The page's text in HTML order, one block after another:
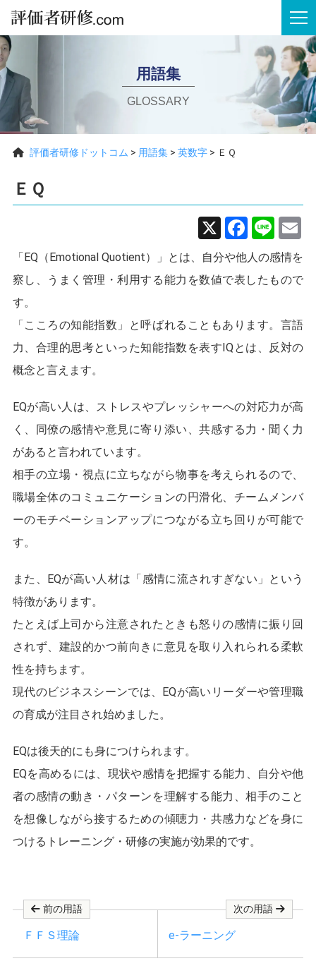
用語集
GLOSSARY
評価者研修ドットコム > 用語集> 英数字> ＥＱ
ＥＱ
X Line
「EQ（Emotional Quotient）」とは、自分や他人の感情を
察し、うまく管理・利用する能力を数値で表したもので
す。
「こころの知能指数」と呼ばれることもあります。言語
力、合理的思考といった知能指数を表すIQとは、反対の
概念と言えます。
EQが高い人は、ストレスやプレッシャーへの対応力が高
く、同僚の感情や意見に寄り添い、共感する力・聞く力
があると言われています。
相手の立場・視点に立ちながら物事を考えられるので、
職場全体のコミュニケーションの円滑化、チームメンバ
ーのモチベーションアップにつながる立ち回りが可能で
す。
また、EQが高い人材は「感情に流されすぎない」という
特徴があります。
たとえば上司から注意されたときも怒りの感情に振り回
されず、建設的かつ前向きに意見を取り入れられる柔軟
性を持ちます。
現代のビジネスシーンでは、EQが高いリーダーや管理職
の育成が注目され始めました。
EQは後天的にも身につけられます。
EQを高めるには、現状や感情を把握する能力、自分や他
者の感情の動き・パターンを理解する能力、相手のこと
を想像しながら接するための傾聴力・共感力などを身に
つけるトレーニング・研修の実施が効果的です。
前の用語
ＦＦＳ理論
次の用語
e-ラーニング